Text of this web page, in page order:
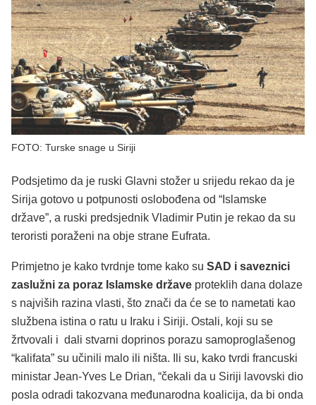
FOTO: Turske snage u Siriji
Podsjetimo da je ruski Glavni stožer u srijedu rekao da je
Sirija gotovo u potpunosti oslobođena od “Islamske
države”, a ruski predsjednik Vladimir Putin je rekao da su
teroristi poraženi na obje strane Eufrata.
Primjetno je kako tvrdnje tome kako su SAD i saveznici
zaslužni za poraz Islamske države proteklih dana dolaze
s najviših razina vlasti, što znači da će se to nametati kao
službena istina o ratu u Iraku i Siriji. Ostali, koji su se
žrtvovali i dali stvarni doprinos porazu samoproglašenog
“kalifata” su učinili malo ili ništa. Ili su, kako tvrdi francuski
ministar Jean-Yves Le Drian, “čekali da u Siriji lavovski dio
posla odradi takozvana međunarodna koalicija, da bi onda